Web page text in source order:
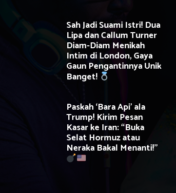
Sah Jadi Suami Istri! Dua
Lipa dan Callum Turner
Diam-Diam Menikah
Intim di London, Gaya
Gaun Pengantinnya Unik
Banget!
Paskah ‘Bara Api’ ala
Trump! Kirim Pesan
Kasar ke Iran: “Buka
Selat Hormuz atau
Neraka Bakal Menanti!”